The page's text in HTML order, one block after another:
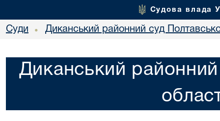
Судова влада
Суди • Диканський районний суд
Диканський районний